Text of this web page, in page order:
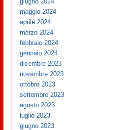
maggio 2024
aprile 2024
marzo 2024
febbraio 2024
gennaio 2024
dicembre 2023
novembre 2023
ottobre 2023
settembre 2023
agosto 2023
luglio 2023
giugno 2023